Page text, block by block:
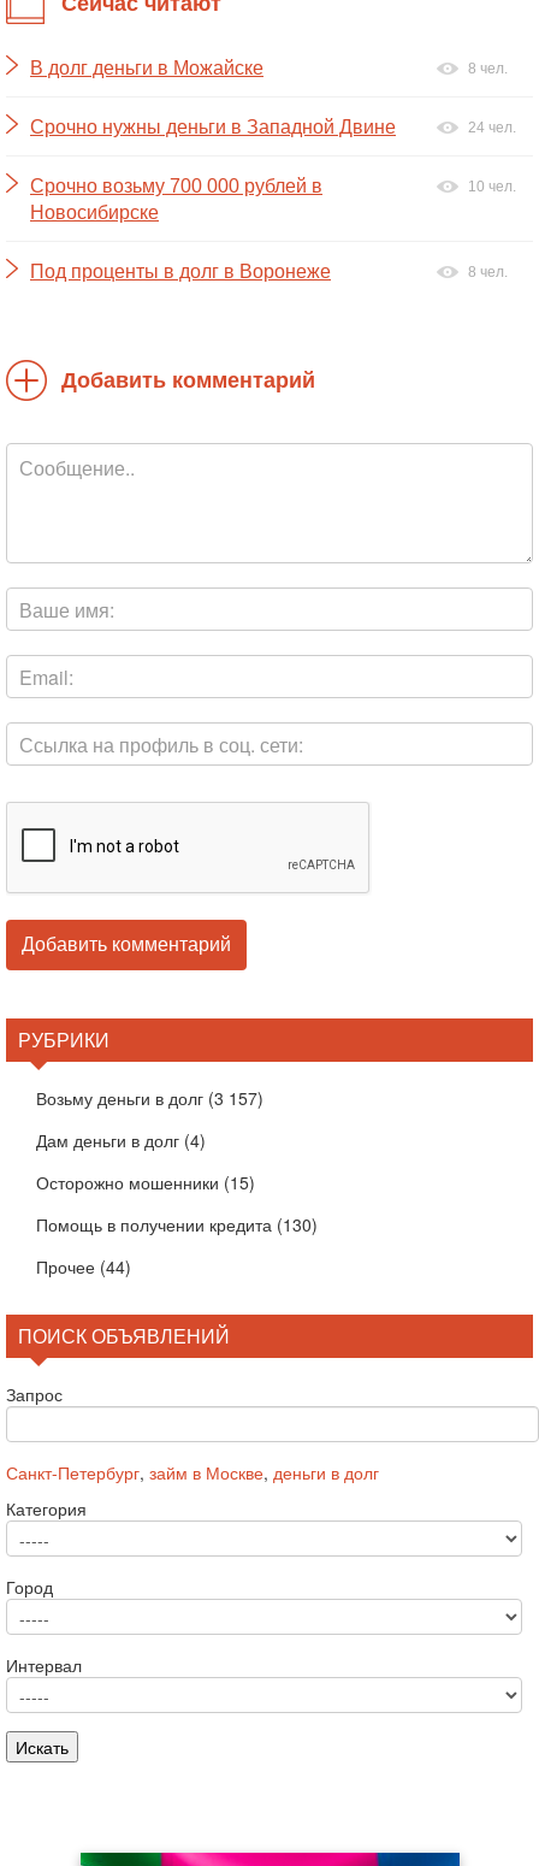
В долг деньги в Можайске 8 чел.
Срочно нужны деньги в Западной Двине 24 чел.
Срочно возьму 700 000 рублей в
Новосибирске
10 чел.
Под проценты в долг в Воронеже 8 чел.
Добавить комментарий
РУБРИКИ
Возьму деньги в долг (3 157)
Дам деньги в долг (4)
Осторожно мошенники (15)
Помощь в получении кредита (130)
Прочее (44)
ПОИСК ОБЪЯВЛЕНИЙ
Запрос
Санкт-Петербург, займ в Москве, деньги в долг
Категория
Город
Интервал